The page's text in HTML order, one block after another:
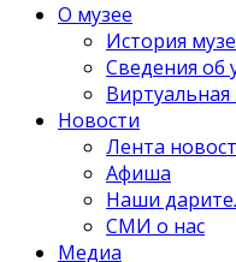
О музее
История
Сведения об
Виртуальная
Новости
Лента
Афиша
Наши
СМИ о нас
Медиа